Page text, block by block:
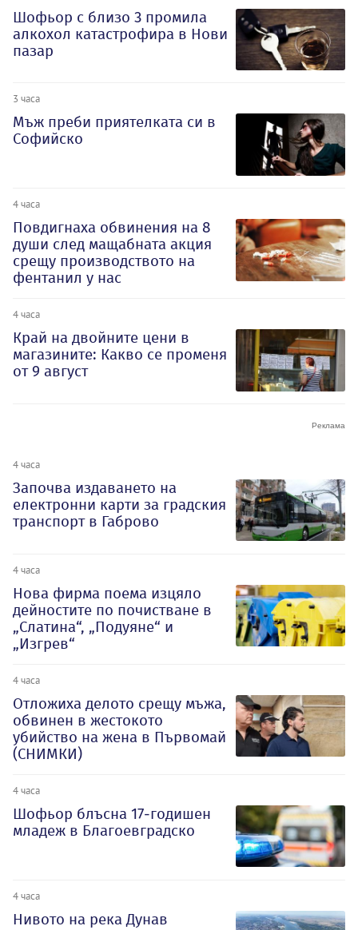
Шофьор с близо 3 промила
алкохол катастрофира в Нови
пазар
3 часа
Мъж преби приятелката си в
Софийско
4 часа
Повдигнаха обвинения на 8
души след мащабната акция
срещу производството на
фентанил у нас
4 часа
Край на двойните цени в
магазините: Какво се променя
от 9 август
4 часа
Започва издаването на
електронни карти за градския
транспорт в Габрово
4 часа
Нова фирма поема изцяло
дейностите по почистване в
„Слатина“, „Подуяне“ и
„Изгрев“
4 часа
Отложиха делото срещу мъжа,
обвинен в жестокото
убийство на жена в Първомай
(СНИМКИ)
4 часа
Шофьор блъсна 17-годишен
младеж в Благоевградско
4 часа
Нивото на река Дунав